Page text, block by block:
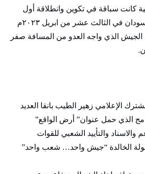
كانت سباقة في تكوين وانطلاقة أول
مقاومة شعبية في السودان في الثالث عشر من ابريل ٢٠٢٣م
الجيش الذي واجه العدو من المسافة صفر
الإعلامي زهير الطيب بانقا العديد
الذي حمل عنوان” أرض الواقع”
والتأييد الشعبي للقوات
الخالدة “جيش واحد… شعب واحد”